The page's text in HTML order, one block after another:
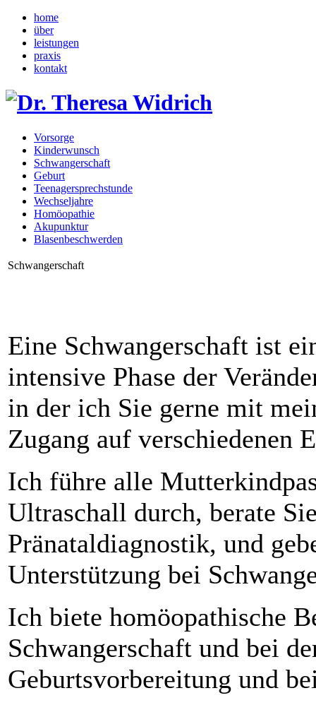
home
über
leistungen
praxis
kontakt
Vorsorge
Kinderwunsch
Schwangerschaft
Geburt
Teenagersprechstunde
Wechseljahre
Homöopathie
Akupunktur
Blasenbeschwerden
Schwangerschaft
Eine Schwangerschaft ist
intensive Phase der
in der ich Sie gerne mit
Zugang auf verschiedenen
Ich führe alle
Ultraschall durch, berate
Pränataldiagnostik, und
Unterstützung bei
Ich biete homöopathische
Schwangerschaft und bei
Geburtsvorbereitung und